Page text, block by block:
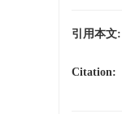
引用本文:
Citation: